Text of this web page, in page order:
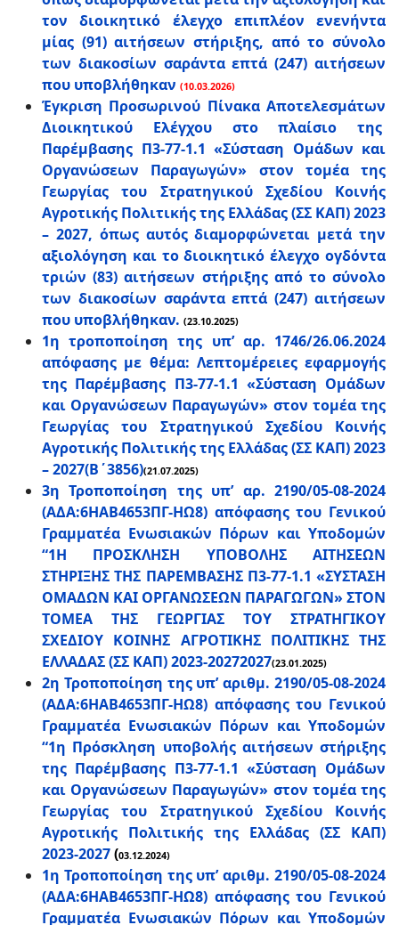
τον διοικητικό έλεγχο επιπλέον ενενήντα
μίας (91) αιτήσεων στήριξης, από το σύνολο
των διακοσίων σαράντα επτά (247) αιτήσεων
που υποβλήθηκαν (10.03.2026)
Έγκριση Προσωρινού Πίνακα Αποτελεσμάτων
Διοικητικού Ελέγχου στο πλαίσιο της
Παρέμβασης Π3-77-1.1 «Σύσταση Ομάδων και
Οργανώσεων Παραγωγών» στον τομέα της
Γεωργίας του Στρατηγικού Σχεδίου Κοινής
Αγροτικής Πολιτικής της Ελλάδας (ΣΣ ΚΑΠ) 2023
– 2027, όπως αυτός διαμορφώνεται μετά την
αξιολόγηση και το διοικητικό έλεγχο ογδόντα
τριών (83) αιτήσεων στήριξης από το σύνολο
των διακοσίων σαράντα επτά (247) αιτήσεων
που υποβλήθηκαν. (23.10.2025)
1η τροποποίηση της υπ’ αρ. 1746/26.06.2024
απόφασης με θέμα: Λεπτομέρειες εφαρμογής
της Παρέμβασης Π3-77-1.1 «Σύσταση Ομάδων
και Οργανώσεων Παραγωγών» στον τομέα της
Γεωργίας του Στρατηγικού Σχεδίου Κοινής
Αγροτικής Πολιτικής της Ελλάδας (ΣΣ ΚΑΠ) 2023
– 2027(Β΄3856)(21.07.2025)
3η Τροποποίηση της υπ’ αρ. 2190/05-08-2024
(ΑΔΑ:6ΗΑΒ4653ΠΓ-ΗΩ8) απόφασης του Γενικού
Γραμματέα Ενωσιακών Πόρων και Υποδομών
“1Η ΠΡΟΣΚΛΗΣΗ ΥΠΟΒΟΛΗΣ ΑΙΤΗΣΕΩΝ
ΣΤΗΡΙΞΗΣ ΤΗΣ ΠΑΡΕΜΒΑΣΗΣ Π3-77-1.1 «ΣΥΣΤΑΣΗ
ΟΜΑΔΩΝ ΚΑΙ ΟΡΓΑΝΩΣΕΩΝ ΠΑΡΑΓΩΓΩΝ» ΣΤΟΝ
ΤΟΜΕΑ ΤΗΣ ΓΕΩΡΓΙΑΣ ΤΟΥ ΣΤΡΑΤΗΓΙΚΟΥ
ΣΧΕΔΙΟΥ ΚΟΙΝΗΣ ΑΓΡΟΤΙΚΗΣ ΠΟΛΙΤΙΚΗΣ ΤΗΣ
ΕΛΛΑΔΑΣ (ΣΣ ΚΑΠ) 2023-20272027(23.01.2025)
2η Τροποποίηση της υπ’ αριθμ. 2190/05-08-2024
(ΑΔΑ:6ΗΑΒ4653ΠΓ-ΗΩ8) απόφασης του Γενικού
Γραμματέα Ενωσιακών Πόρων και Υποδομών
“1η Πρόσκληση υποβολής αιτήσεων στήριξης
της Παρέμβασης Π3-77-1.1 «Σύσταση Ομάδων
και Οργανώσεων Παραγωγών» στον τομέα της
Γεωργίας του Στρατηγικού Σχεδίου Κοινής
Αγροτικής Πολιτικής της Ελλάδας (ΣΣ ΚΑΠ)
2023-2027(03.12.2024)
1η Τροποποίηση της υπ’ αριθμ. 2190/05-08-2024
(ΑΔΑ:6ΗΑΒ4653ΠΓ-ΗΩ8) απόφασης του Γενικού
Γραμματέα Ενωσιακών Πόρων και Υποδομών